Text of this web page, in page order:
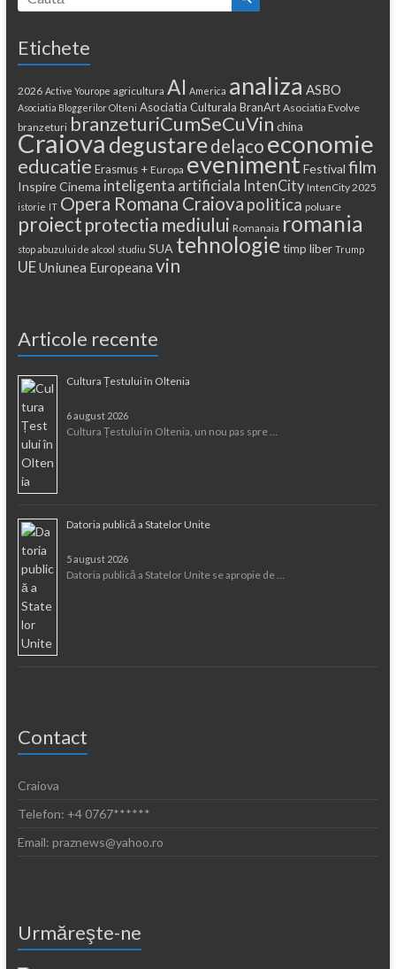
Etichete
2026 Active Yourope agricultura AI America analiza ASBO
Asociatia Bloggerilor Olteni Asociatia Culturala BranArt Asociatia Evolve
branzeturi branzeturiCumSeCuVin china
Craiova degustaredelaco economie
educatie Erasmus + Europa eveniment Festival film
Inspire Cinema inteligenta artificiala IntenCity IntenCity 2025
istorie IT Opera Romana Craiova politica poluare
proiect protectia mediului Romanaia romania
stop abuzului de alcool studiu SUA tehnologie timp liber Trump
UEUniunea Europeana vin
Articole recente
Cultura Țestului în Oltenia
6 august 2026
Cultura Țestului în Oltenia, un nou pas spre …
Datoria publică a Statelor Unite
5 august 2026
Datoria publică a Statelor Unite se apropie de …
Contact
Craiova
Telefon: +4 0767******
Email: praznews@yahoo.ro
Urmăreşte-ne